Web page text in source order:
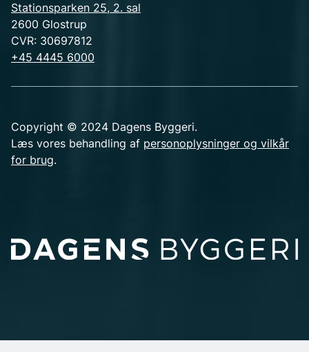
Stationsparken 25, 2. sal
2600 Glostrup
CVR: 30697812
+45 4445 6000
Copyright © 2024 Dagens Byggeri.
Læs vores behandling af personoplysninger og vilkår
for brug.